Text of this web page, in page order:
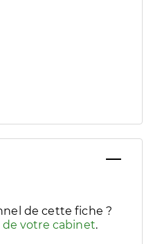
handicaps/besoins
de cette fiche ?
de votre cabinet.